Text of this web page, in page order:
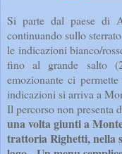
Si parte dal paese di
continuando sullo
le indicazioni bianco/
fino al grande salto
emozionante ci
indicazioni si arriva a
Il percorso non presenta
una volta giunti a
trattoria Righetti, nella